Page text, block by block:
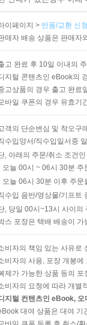
이페이지 > 반품/교환 신
매자 배송 상품은 판매자
고 완료 후 10일 이내의
지털 콘텐츠인 eBook의
고상품의 경우 출고 완료
바일 쿠폰의 경우 유효기
객의 단순변심 및 착오구
수입양서/직수입일서중
, 아래의 주문/취소 조건
오늘 00시 ~ 06시 30분
오늘 06시 30분 이후 주
수입 음반/영상물/기프트
, 당일 00시~13시 사이의
스 포장은 택배 배송이
비자의 책임 있는 사유로
비자의 사용, 포장 개봉
제가 가능한 상품 등의
비자의 요청에 따라 개별
지털 컨텐츠인 eBook,
대여 상품은 대여 기